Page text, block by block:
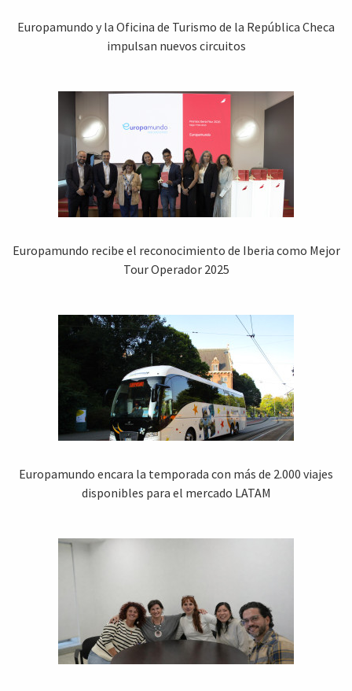
Europamundo y la Oficina de Turismo de la República Checa
impulsan nuevos circuitos
Europamundo recibe el reconocimiento de Iberia como Mejor
Tour Operador 2025
Europamundo encara la temporada con más de 2.000 viajes
disponibles para el mercado LATAM